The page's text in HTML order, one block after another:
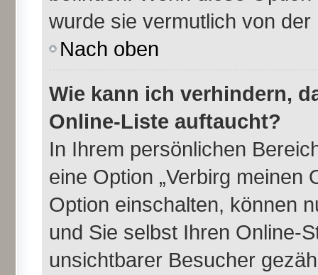
wurde sie vermutlich von
Nach oben
Wie kann ich verhindern,
Online-Liste auftaucht?
In Ihrem persönlichen
eine Option „Verbirg meinen
Option einschalten, können
und Sie selbst Ihren Online-
unsichtbarer Besucher